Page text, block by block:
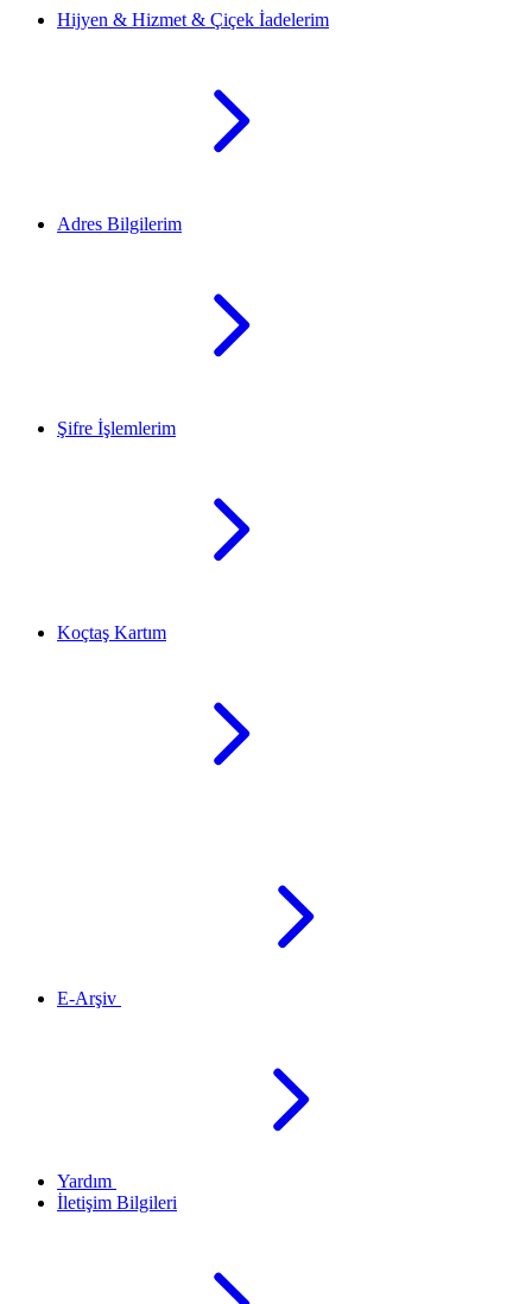
Hijyen & Hizmet & Çiçek İadelerim
Adres Bilgilerim
Şifre İşlemlerim
Koçtaş Kartım
E-Arşiv
Yardım
İletişim Bilgileri